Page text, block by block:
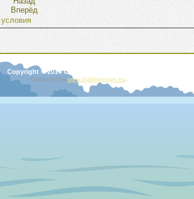
Вперёд
Copyright © 2014Garden
Designed by www.diablodesign.eu